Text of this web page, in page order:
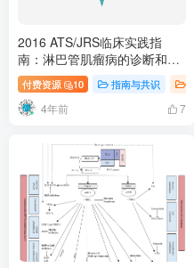
2016 ATS/JRS临床实践指
南：淋巴管肌瘤病的诊断和管
理（英文）
付费资源 10 指南与共识
4年前 7